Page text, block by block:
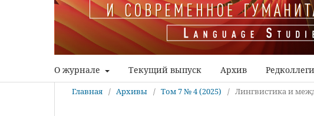
О журнале Текущий выпуск Архив
Главная / Архивы / Том 7 № 4 (2025) / Лингвистика и